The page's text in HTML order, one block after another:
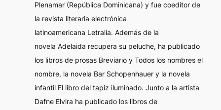
Plenamar (República Dominicana) y fue coeditor de
la revista literaria electrónica
latinoamericana Letralia. Además de la
novelaAdelaida recupera su peluche, ha publicado
los libros de prosas BreviarioyTodos los nombres el
nombre, la novela Bar Schopenhauer y la novela
infantil El libro del tapiz iluminado. Junto a la artista
Dafne Elvira ha publicado los libros de